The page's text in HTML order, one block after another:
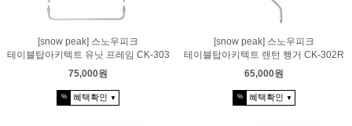
[snow peak] 스노우피크
테이블탑아키텍트 유닛 프레임 CK-303
75,000원
% 혜택확인 ▼
[snow peak] 스노우피크
테이블탑아키텍트 랜턴 행거 CK-302R
65,000원
% 혜택확인 ▼